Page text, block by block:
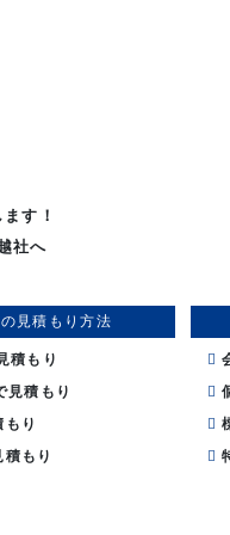
す！
社へ
見積もり方法
積もり
見積もり
り
積もり